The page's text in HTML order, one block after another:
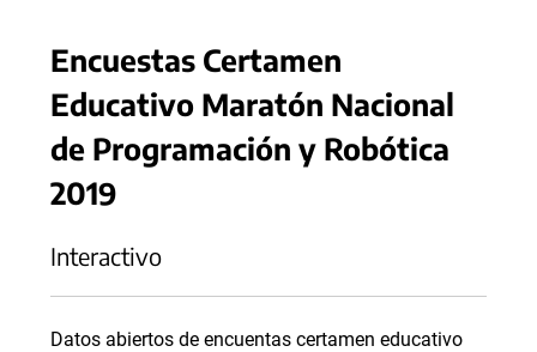
Encuestas Certamen
Educativo Maratón Nacional
de Programación y Robótica
2019
Interactivo
Datos abiertos de encuentas certamen educativo